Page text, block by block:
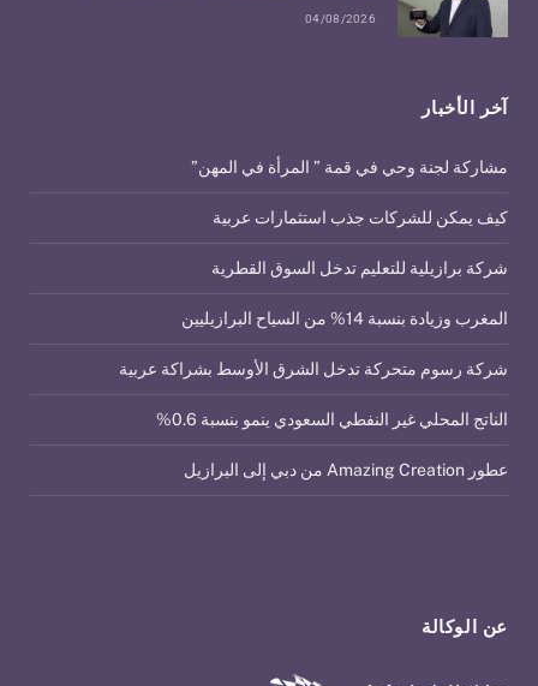
عن الوكالة
آخر الأخبار
مشاركة لجنة وحي في قمة ” المرأة في المهن”
كيف يمكن للشركات جذب استثمارات عربية
شركة برازيلية للتعليم تدخل السوق القطرية
المغرب وزيادة بنسبة 14% من السياح البرازيليين
شركة رسوم متحركة تدخل الشرق الأوسط بشراكة عربية
الناتج المحلي غير النفطي السعودي ينمو بنسبة 0.6%
عطور Amazing Creation من دبي إلى البرازيل
04/08/2026